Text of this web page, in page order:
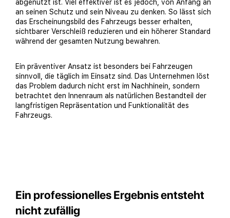
abgenutzt ist. Viel effektiver ist es jedoch, von Anfang an
an seinen Schutz und sein Niveau zu denken. So lässt sich
das Erscheinungsbild des Fahrzeugs besser erhalten,
sichtbarer Verschleiß reduzieren und ein höherer Standard
während der gesamten Nutzung bewahren.
Ein präventiver Ansatz ist besonders bei Fahrzeugen
sinnvoll, die täglich im Einsatz sind. Das Unternehmen löst
das Problem dadurch nicht erst im Nachhinein, sondern
betrachtet den Innenraum als natürlichen Bestandteil der
langfristigen Repräsentation und Funktionalität des
Fahrzeugs.
Ein professionelles Ergebnis entsteht
nicht zufällig